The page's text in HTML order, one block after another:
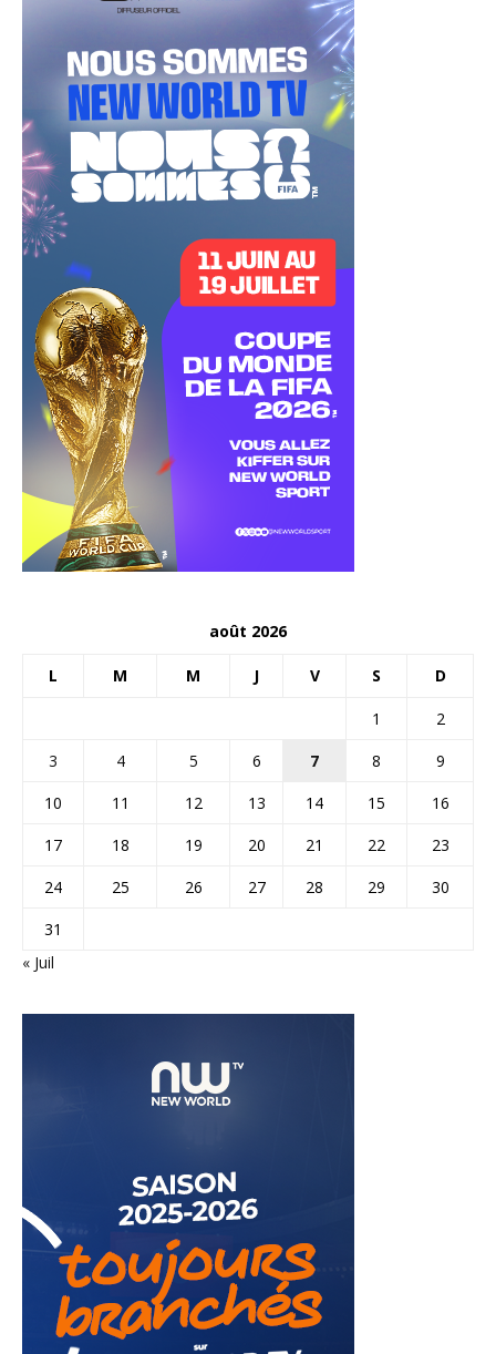
août 2026
L M M J V S D
1
2
3
4 5 6 7 8
9
10
11 12 13 14 15
16
17
18 19 20 21 22
23
24
25 26 27 28 29
30
31
« Juil